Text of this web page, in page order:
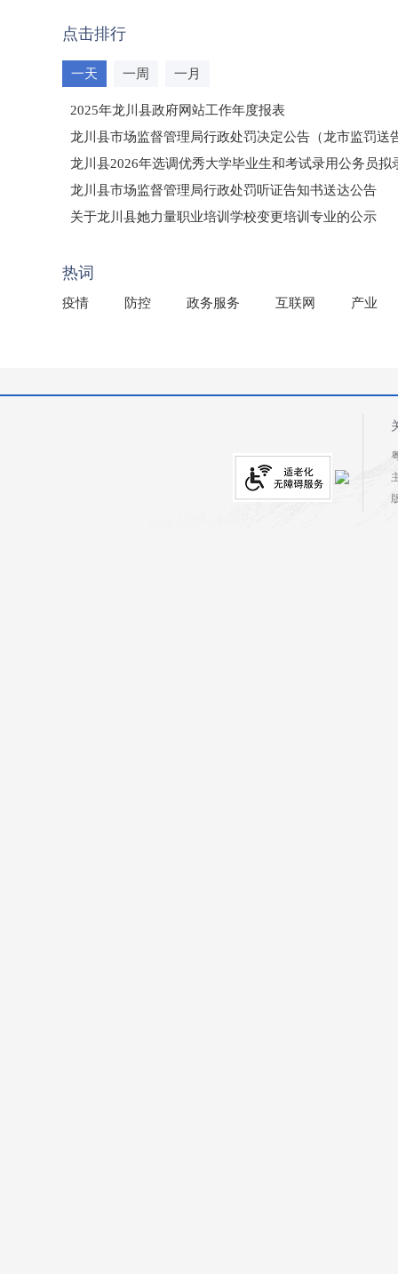
点击排行
一天 一周 一月
2025年龙川县政府网站工作年度报表
龙川县市场监督管理局行政处罚决定公告（龙市监罚送
龙川县2026年选调优秀大学毕业生和考试录用公务员拟
龙川县市场监督管理局行政处罚听证告知书送达公告
（龙市监罚送告〔2026〕71号）
关于龙川县她力量职业培训学校变更培训专业的公示
热词
疫情 防控 政务服务 互联网 产业